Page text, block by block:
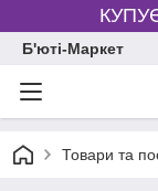
Б'юті-Маркет
Товари та